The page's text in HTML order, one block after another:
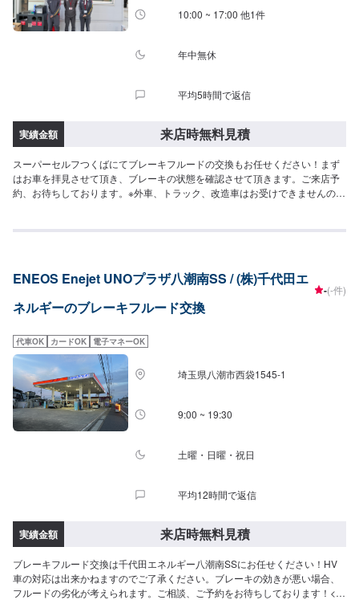
10:00 ~ 17:00 他1件
年中無休
平均5時間で返信
実績金額 来店時無料見積
スーパーセルフつくばにてブレーキフルードの交換もお任せください！まず
はお車を拝見させて頂き、ブレーキの状態を確認させて頂きます。ご来店予
約、お待ちしております。※外車、トラック、改造車はお受けできませんので
ENEOS Enejet UNOプラザ八潮南SS / (株)千代田エ
ネルギーのブレーキフルード交換
-(-件)
代車OK カードOK 電子マネーOK
埼玉県八潮市西袋1545-1
9:00 ~ 19:30
土曜・日曜・祝日
平均12時間で返信
実績金額 来店時無料見積
ブレーキフルード交換は千代田エネルギー八潮南SSにお任せください！HV
車の対応は出来かねますのでご了承ください。ブレーキの効きが悪い場合、
フルードの劣化が考えられます。ご相談、ご予約をお待ちしております！<費